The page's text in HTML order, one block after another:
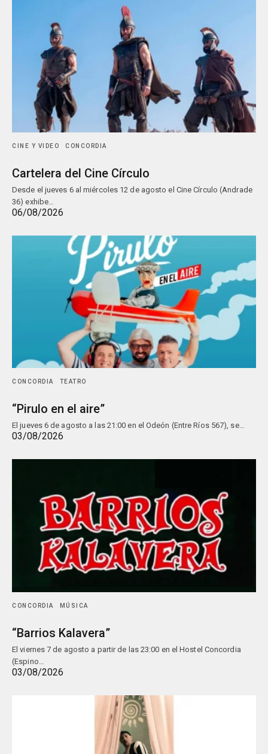
CINE Y VIDEO CONCORDIA
Cartelera del Cine Círculo
Desde el jueves 6 al miércoles 12 de agosto el Cine Círculo (Andrade
36) exhibe…
06/08/2026
CONCORDIA TEATRO
“Pirulo en el aire”
El jueves 6 de agosto a las 21:00 en el Odeón (Entre Ríos 567), se…
03/08/2026
CONCORDIA MÚSICA
“Barrios Kalavera”
El viernes 7 de agosto a partir de las 23:00 en el Hostel Concordia
(Espino…
03/08/2026